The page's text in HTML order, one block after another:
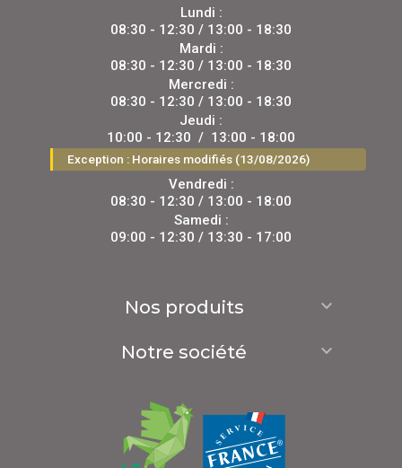
Lundi :
08:30 - 12:30 / 13:00 - 18:30
Mardi :
08:30 - 12:30 / 13:00 - 18:30
Mercredi :
08:30 - 12:30 / 13:00 - 18:30
Jeudi :
10:00 - 12:30 / 13:00 - 18:00
Exception : Horaires modifiés (13/08/2026)
Vendredi :
08:30 - 12:30 / 13:00 - 18:00
Samedi :
09:00 - 12:30 / 13:30 - 17:00
Nos produits 
Notre société 